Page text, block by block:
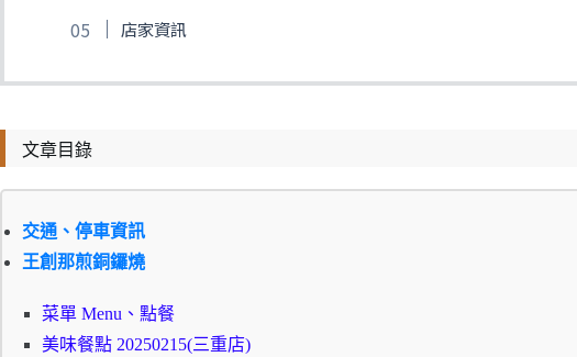
店家資訊
文章目錄
交通、停車資訊
王創那煎銅鑼燒
菜單 Menu、點餐
美味餐點 20250215(三重店)